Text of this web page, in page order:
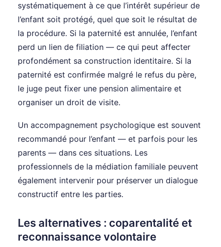
systématiquement à ce que l’intérêt supérieur de
l’enfant soit protégé, quel que soit le résultat de
la procédure. Si la paternité est annulée, l’enfant
perd un lien de filiation — ce qui peut affecter
profondément sa construction identitaire. Si la
paternité est confirmée malgré le refus du père,
le juge peut fixer une pension alimentaire et
organiser un droit de visite.
Un accompagnement psychologique est souvent
recommandé pour l’enfant — et parfois pour les
parents — dans ces situations. Les
professionnels de la médiation familiale peuvent
également intervenir pour préserver un dialogue
constructif entre les parties.
Les alternatives : coparentalité et
reconnaissance volontaire